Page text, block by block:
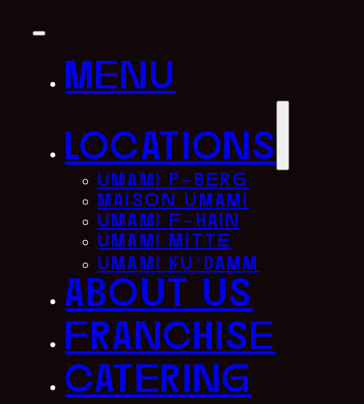
menu
locations
umami p-berg
maison umami
umami f-hain
umami mitte
umami ku’damm
about us
franchise
catering